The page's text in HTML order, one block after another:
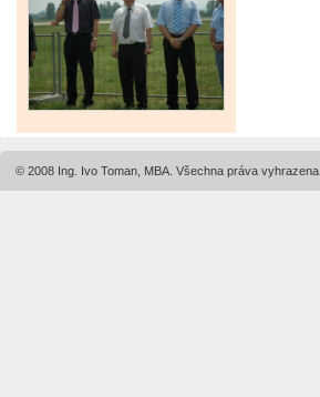
© 2008 Ing. Ivo Toman, MBA. Všechna práva vyhrazena.